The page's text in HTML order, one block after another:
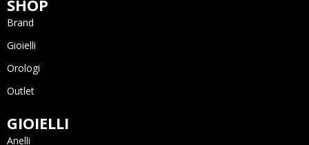
SHOP
Brand
Gioielli
Orologi
Outlet
GIOIELLI
Anelli